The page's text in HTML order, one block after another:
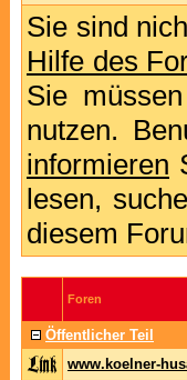
Sie sind
Hilfe des
Sie
nutzen.
informieren
lesen,
diesem
Foren
Öffentlicher Teil
www.koelner-